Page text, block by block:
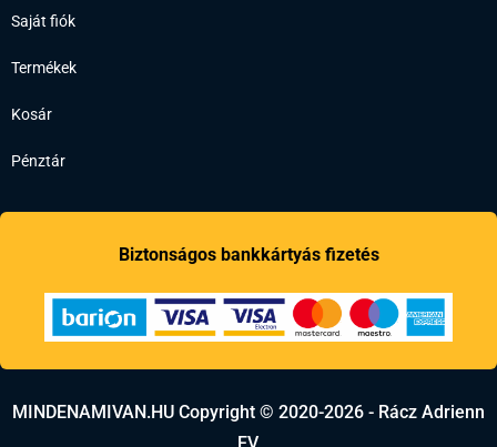
Saját fiók
Termékek
Kosár
Pénztár
Biztonságos bankkártyás fizetés
MINDENAMIVAN.HU Copyright © 2020-2026 - Rácz Adrienn